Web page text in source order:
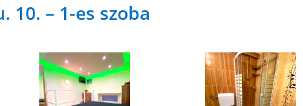
10. – 1-es szoba